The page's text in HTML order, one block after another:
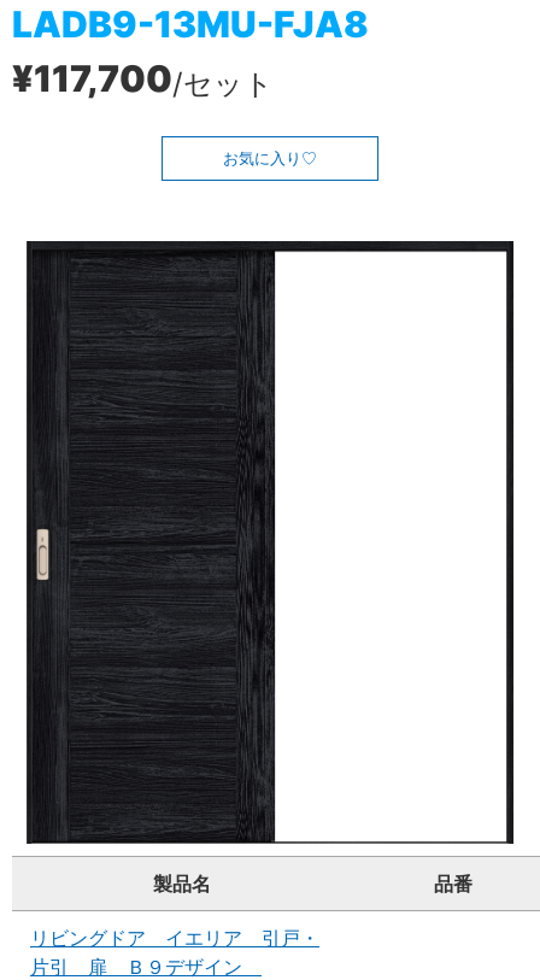
LADB9-13MU-FJA8
¥117,700/セット
お気に入り
製品名 品番
リビングドア イエリア 引戸・
片引 扉 Ｂ９デザイン